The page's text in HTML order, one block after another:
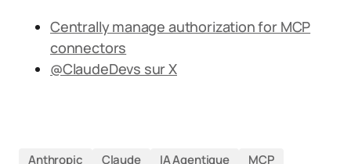
Centrally manage authorization for MCP
connectors
@ClaudeDevs sur X
Anthropic Claude IA Agentique
MCP